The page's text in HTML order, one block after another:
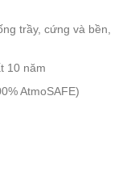
trầy, cứng và bền,
10 năm
AtmoSAFE)